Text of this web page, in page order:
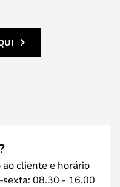
cliente e horário
08.30 - 16.00